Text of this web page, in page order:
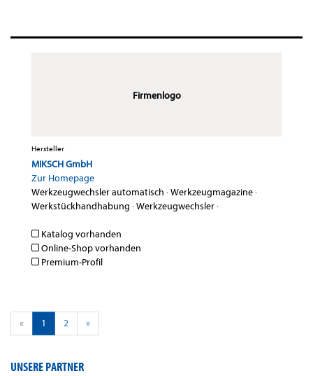
Firmenlogo
Hersteller
MIKSCH GmbH
Zur Homepage
Werkzeugwechsler automatisch ·Werkzeugmagazine·
Werkstückhandhabung ·Werkzeugwechsler·
Katalog vorhanden
Online-Shop vorhanden
Premium-Profil
« 1 2 »
UNSERE PARTNER